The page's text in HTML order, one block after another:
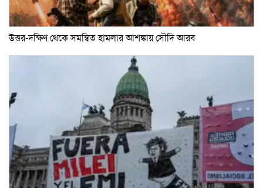
উত্তর-দক্ষিণ থেকে সমন্বিত হামলার আশঙ্কায় সৌদি আরব